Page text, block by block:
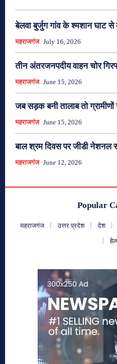
बेलवा बुर्जुग गांव के श्मशान घाट
महराजगंज July 16, 2026
तीन अंतरजनपदीय वाहन चोर
महराजगंज June 15, 2026
जब सड़क बनी तालाब तो ग्रामीणों
महराजगंज June 15, 2026
बाल श्रम दिवस पर जीडी
महराजगंज June 12, 2026
Popular
महराजगंज उत्तर प्रदेश देश